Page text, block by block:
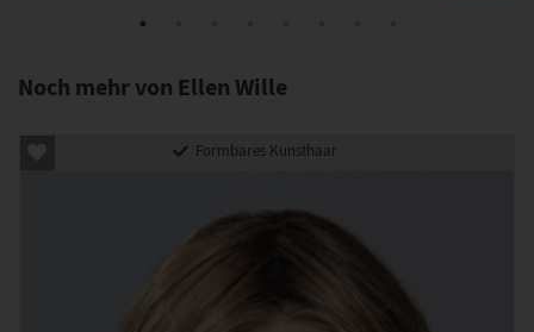
Noch mehr von Ellen Wille
Formbares Kunsthaar